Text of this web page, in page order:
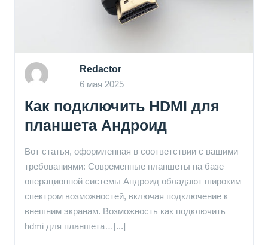
Redactor
6 мая 2025
Как подключить HDMI для
планшета Андроид
Вот статья, оформленная в соответствии с вашими
требованиями: Современные планшеты на базе
операционной системы Андроид обладают широким
спектром возможностей, включая подключение к
внешним экранам. Возможность как подключить
hdmi для планшета…[...]